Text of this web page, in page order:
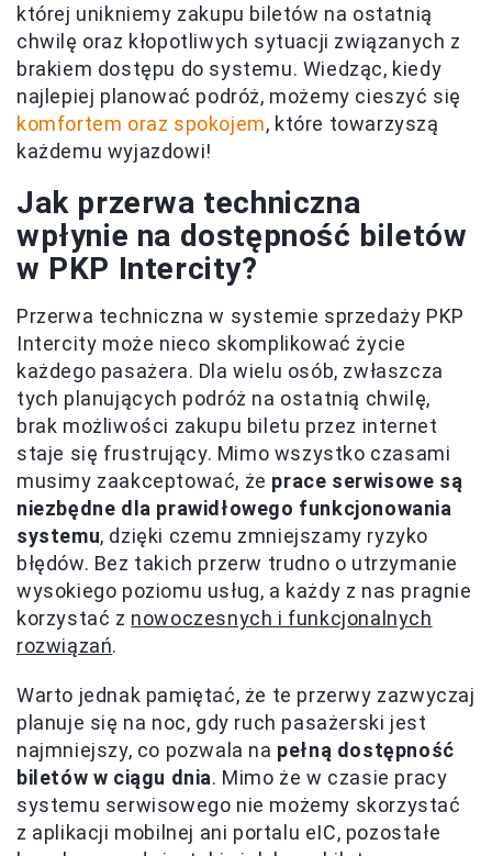
której unikniemy zakupu biletów na ostatnią
chwilę oraz kłopotliwych sytuacji związanych z
brakiem dostępu do systemu. Wiedząc, kiedy
najlepiej planować podróż, możemy cieszyć się
komfortem oraz spokojem, które towarzyszą
każdemu wyjazdowi!
Jak przerwa techniczna
wpłynie na dostępność biletów
w PKP Intercity?
Przerwa techniczna w systemie sprzedaży PKP
Intercity może nieco skomplikować życie
każdego pasażera. Dla wielu osób, zwłaszcza
tych planujących podróż na ostatnią chwilę,
brak możliwości zakupu biletu przez internet
staje się frustrujący. Mimo wszystko czasami
musimy zaakceptować, że prace serwisowe są
niezbędne dla prawidłowego funkcjonowania
systemu, dzięki czemu zmniejszamy ryzyko
błędów. Bez takich przerw trudno o utrzymanie
wysokiego poziomu usług, a każdy z nas pragnie
korzystać z nowoczesnych i funkcjonalnych
rozwiązań.
Warto jednak pamiętać, że te przerwy zazwyczaj
planuje się na noc, gdy ruch pasażerski jest
najmniejszy, co pozwala na pełną dostępność
biletów w ciągu dnia. Mimo że w czasie pracy
systemu serwisowego nie możemy skorzystać
z aplikacji mobilnej ani portalu eIC, pozostałe